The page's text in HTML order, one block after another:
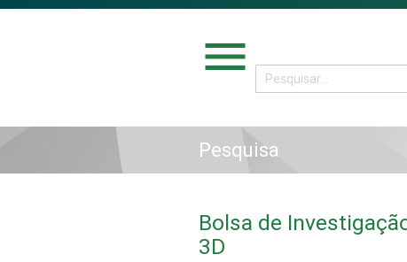
menu
Pesquisa
Bolsa de
3D